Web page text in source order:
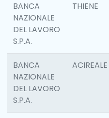
BANCA
NAZIONALE
DEL LAVORO
S.P.A.
THIENE
BANCA
NAZIONALE
DEL LAVORO
S.P.A.
ACIREALE